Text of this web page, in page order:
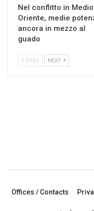
Nel conflitto in Medio
Oriente, medie
ancora in mezzo al
guado
PREV NEXT
Offices / Contacts